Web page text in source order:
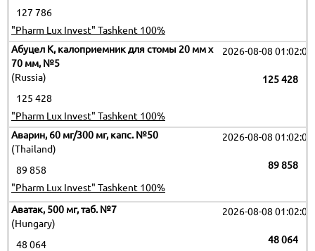
127 786
"Pharm Lux Invest" Tashkent 100%
Абуцел К, калоприемник для стомы 20 мм х
70 мм, №5
(Russia)
2026-08-08 01:02:09
125 428
125 428
"Pharm Lux Invest" Tashkent 100%
Аварин, 60 мг/300 мг, капс. №50
(Thailand)
2026-08-08 01:02:09
89 858
89 858
"Pharm Lux Invest" Tashkent 100%
Аватак, 500 мг, таб. №7
(Hungary)
2026-08-08 01:02:09
48 064
48 064